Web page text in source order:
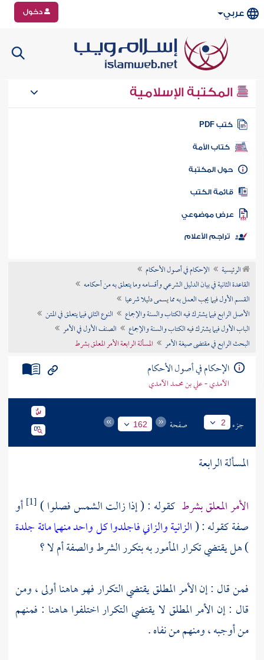
عربي دخول
المكتبة الإسلامية
كتب PDF
كتاب الأمة
المكتبة
الكتب
موضوعي
تراجم الأعلام
الرئيسية
الإحكام في أصول الأحكام
القاعدة الثانية في بيان الدليل الشرعي وأقسامه وما يتعلق به من أحكامه
القسم الأول فيما يجب العمل به مما يسمى دليلا شرعيا
الأصل الرابع فيما يشترك فيه الكتاب والسنة والإجماع
النوع الثاني فيما يتعلق في المتن
الباب الأول فيما يشترك فيه الكتاب والسنة والإجماع
الصنف الأول في الأمر
البحث الرابع في مقتضى صيغة الأمر
المسألة الرابعة الأمر المعلق بشرط
الإحكام في أصول الأحكام
الآمدي - علي بن محمد الآمدي
جزء 2 صفحة 162
المسألة الرابعة
الأمر المعلق بشرط كقوله : ( إذا زالت الشمس فصلوا ) [1]
أو
صفة كقوله : (الزانية والزاني فاجلدوا كل واحد منهما مائة جلدة
) هل يقتضي تكرار المأمور به بتكرر الشرط والصفة أم لا ؟
فمن قال : إن الأمر المطلق يقتضي التكرار فهو هاهنا أولى ، ومن
قال : إن الأمر المطلق لا يقتضي التكرار اختلفوا هاهنا : فمنهم
من أوجبه ، ومنهم من نفاه .